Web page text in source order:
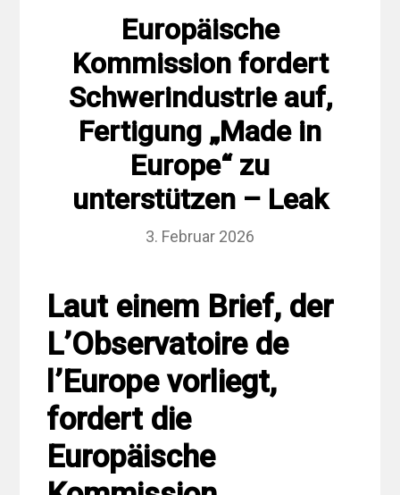
Europäische
Kommission fordert
Schwerindustrie auf,
Fertigung „Made in
Europe“ zu
unterstützen – Leak
3. Februar 2026
Laut einem Brief, der
L’Observatoire de
l’Europe vorliegt,
fordert die
Europäische